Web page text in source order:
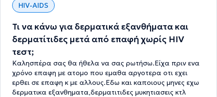
HIV-AIDS
Τι να κάνω για δερματικά εξανθήματα και
δερματίτιδες μετά από επαφή χωρίς HIV
τεστ;
Καλησπέρα σας θα ήθελα να σας ρωτήσω.Είχα πριν ενα
χρόνο επαφη με ατομο που εμαθα αργοτερα οτι εχει
ερθει σε επαφη κ με αλλους.Εδω και καποιους μηνες εχω
δερματικα εξανθηματα,δερματιτιδες μυκητιασεις κτλ